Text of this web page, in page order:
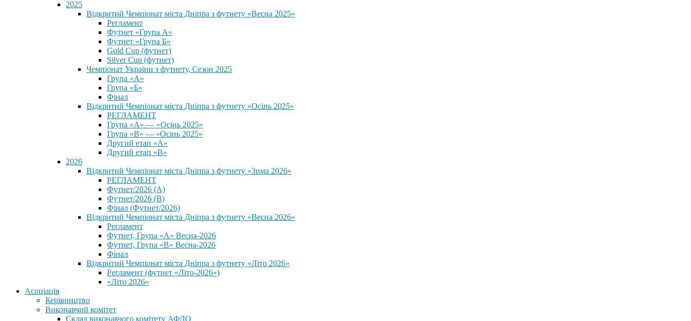
2025
Відкритий Чемпіонат міста Дніпра з футнету «Весна 2025»
Регламент
Футнет «Група А»
Футнет «Група Б»
Gold Cup (футнет)
Silver Cup (футнет)
Чемпіонат України з футнету, Сезон 2025
Група «А»
Група «Б»
Фінал
Відкритий Чемпіонат міста Дніпра з футнету «Осінь 2025»
РЕГЛАМЕНТ
Група «А» — «Осінь 2025»
Група «В» — «Осінь 2025»
Другий етап «А»
Другий етап «В»
2026
Відкритий Чемпіонат міста Дніпра з футнету «Зима 2026»
РЕГЛАМЕНТ
Футнет/2026 (А)
Футнет/2026 (В)
Фінал (Футнет/2026)
Відкритий Чемпіонат міста Дніпра з футнету «Весна 2026»
Регламент
Футнет, Група «А» Весна-2026
Футнет, Група «В» Весна-2026
Фінал
Відкритий Чемпіонат міста Дніпра з футнету «Літо 2026»
Регламент (футнет «Літо-2026»)
«Літо 2026»
Асоціація
Керівництво
Виконавчий комітет
Склад виконавчого комітету АФДО